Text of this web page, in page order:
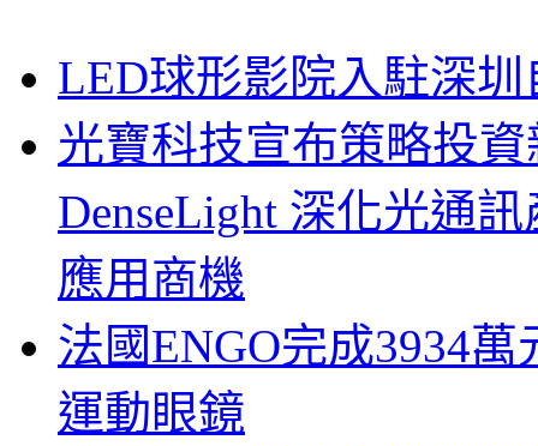
LED球形影院入駐深
光寶科技宣布策略投
DenseLight 深化光通
應用商機
法國ENGO完成3934
運動眼鏡